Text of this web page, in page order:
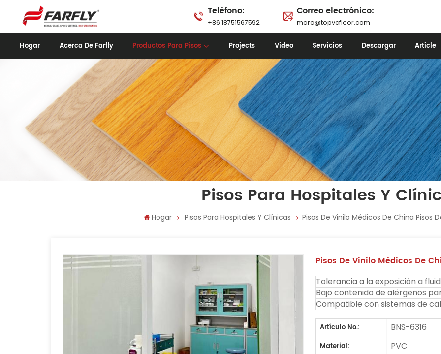
Teléfono:
+86 18751567592
Correo electrónico:
mara@topvcfloor.com
Hogar Acerca De Farfly Productos Para Pisos Projects Video Servicios Descargar Article
Pisos Para Hospitales Y
Hogar Pisos Para Hospitales Y Clínicas Pisos De Vinilo Médicos De China Pisos
Pisos De Vinilo Médicos De
Tolerancia a la exposición a
Bajo contenido de alérgenos
Compatible con sistemas de
Artículo No.: BNS-6316
Material: PVC